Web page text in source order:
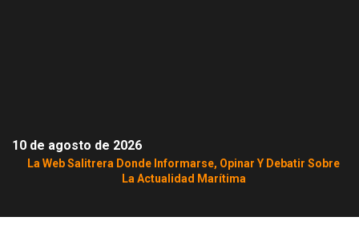
10 de agosto de 2026
La Web Salitrera Donde Informarse, Opinar Y Debatir Sobre
La Actualidad Marítima